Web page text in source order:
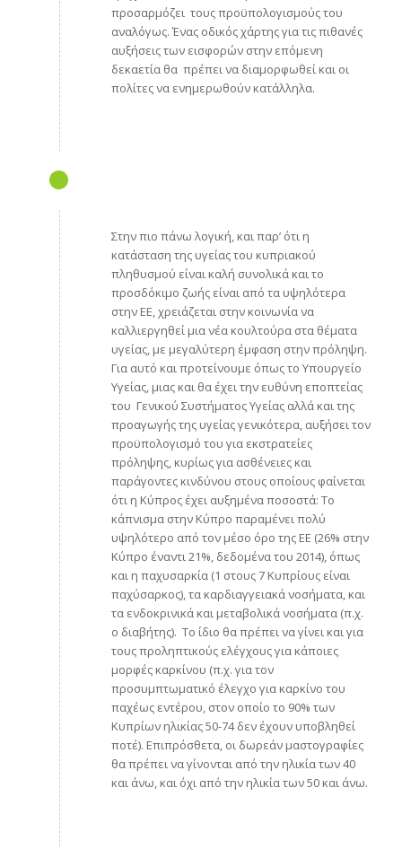
προσαρμόζει τους προϋπολογισμούς του
αναλόγως. Ένας οδικός χάρτης για τις πιθανές
αυξήσεις των εισφορών στην επόμενη
δεκαετία θα πρέπει να διαμορφωθεί και οι
πολίτες να ενημερωθούν κατάλληλα.
Στην πιο πάνω λογική, και παρ’ ότι η
κατάσταση της υγείας του κυπριακού
πληθυσμού είναι καλή συνολικά και το
προσδόκιμο ζωής είναι από τα υψηλότερα
στην ΕΕ, χρειάζεται στην κοινωνία να
καλλιεργηθεί μια νέα κουλτούρα στα θέματα
υγείας, με μεγαλύτερη έμφαση στην πρόληψη.
Για αυτό και προτείνουμε όπως το Υπουργείο
Υγείας, μιας και θα έχει την ευθύνη εποπτείας
του Γενικού Συστήματος Υγείας αλλά και της
προαγωγής της υγείας γενικότερα, αυξήσει τον
προϋπολογισμό του για εκστρατείες
πρόληψης, κυρίως για ασθένειες και
παράγοντες κινδύνου στους οποίους φαίνεται
ότι η Κύπρος έχει αυξημένα ποσοστά: Το
κάπνισμα στην Κύπρο παραμένει πολύ
υψηλότερο από τον μέσο όρο της ΕΕ (26% στην
Κύπρο έναντι 21%, δεδομένα του 2014), όπως
και η παχυσαρκία (1 στους 7 Κυπρίους είναι
παχύσαρκος), τα καρδιαγγειακά νοσήματα, και
τα ενδοκρινικά και μεταβολικά νοσήματα (π.χ.
ο διαβήτης). Το ίδιο θα πρέπει να γίνει και για
τους προληπτικούς ελέγχους για κάποιες
μορφές καρκίνου (π.χ. για τον
προσυμπτωματικό έλεγχο για καρκίνο του
παχέως εντέρου, στον οποίο το 90% των
Κυπρίων ηλικίας 50-74 δεν έχουν υποβληθεί
ποτέ). Επιπρόσθετα, οι δωρεάν μαστογραφίες
θα πρέπει να γίνονται από την ηλικία των 40
και άνω, και όχι από την ηλικία των 50 και άνω.